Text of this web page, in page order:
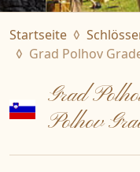
Startseite
Grad Polhov
Grad
Polhov